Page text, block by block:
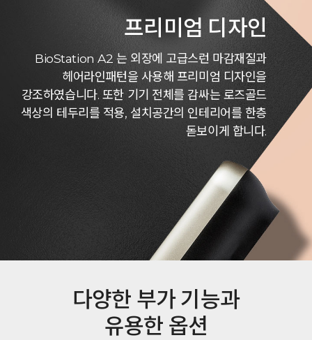
프리미엄 디자인
BioStation A2 는 외장에 고급스런 마감재질과
헤어라인패턴을 사용해 프리미엄 디자인을
강조하였습니다. 또한 기기 전체를 감싸는 로즈골드
색상의 테두리를 적용, 설치공간의 인테리어를 한층
돋보이게 합니다.
다양한 부가 기능과
유용한 옵션